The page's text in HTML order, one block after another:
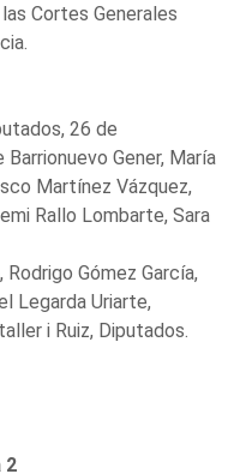
Cortes Generales
26 de
Gener, María
Martínez Vázquez,
Rallo Lombarte, Sara
Gómez García,
Legarda Uriarte,
i Ruiz, Diputados.
2